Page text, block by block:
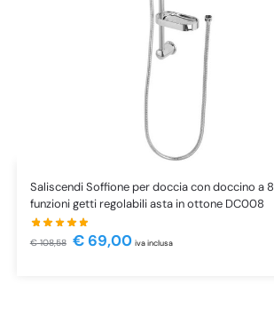
Saliscendi Soffione per doccia con doccino a 8
funzioni getti regolabili asta in ottone DC008
€108,58 €69,00 iva inclusa